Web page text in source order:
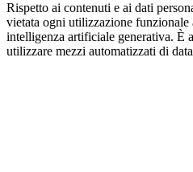
Rispetto ai contenuti e ai dati
vietata ogni utilizzazione funzionale
intelligenza artificiale generativa. È
utilizzare mezzi automatizzati di